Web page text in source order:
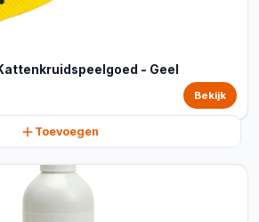
- Geel
Bekijk
Toevoegen